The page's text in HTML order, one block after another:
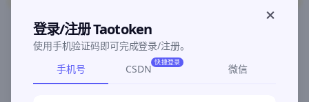
©2026 深圳灵明智码科技有限公司粤ICP备2026096960号-3
登录/注册 Taotoken
使用手机验证码即可完成登录/注册。
手机号
CSDN
快捷登录
微信